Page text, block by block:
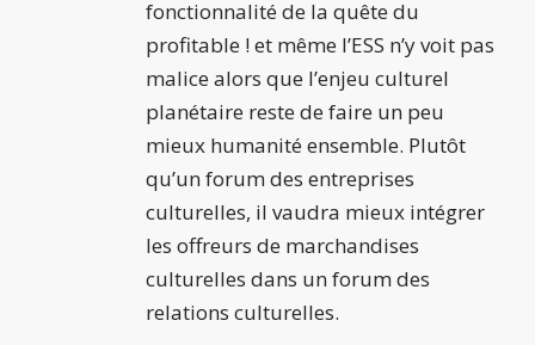
fonctionnalité de la quête du
profitable ! et même l’ESS n’y voit pas
malice alors que l’enjeu culturel
planétaire reste de faire un peu
mieux humanité ensemble. Plutôt
qu’un forum des entreprises
culturelles, il vaudra mieux intégrer
les offreurs de marchandises
culturelles dans un forum des
relations culturelles.